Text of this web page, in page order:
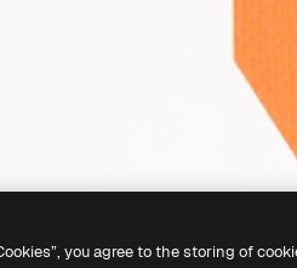
you agree to the storing of